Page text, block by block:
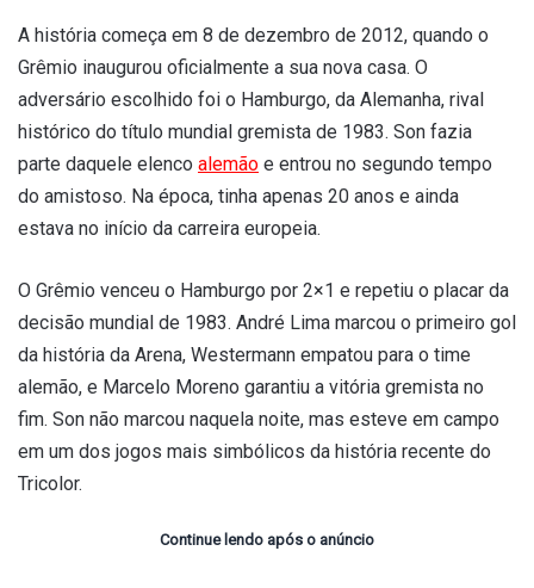
A história começa em 8 de dezembro de 2012, quando o
Grêmio inaugurou oficialmente a sua nova casa. O
adversário escolhido foi o Hamburgo, da Alemanha, rival
histórico do título mundial gremista de 1983. Son fazia
parte daquele elenco alemão e entrou no segundo tempo
do amistoso. Na época, tinha apenas 20 anos e ainda
estava no início da carreira europeia.
O Grêmio venceu o Hamburgo por 2×1 e repetiu o placar da
decisão mundial de 1983. André Lima marcou o primeiro gol
da história da Arena, Westermann empatou para o time
alemão, e Marcelo Moreno garantiu a vitória gremista no
fim. Son não marcou naquela noite, mas esteve em campo
em um dos jogos mais simbólicos da história recente do
Tricolor.
Continue lendo após o anúncio